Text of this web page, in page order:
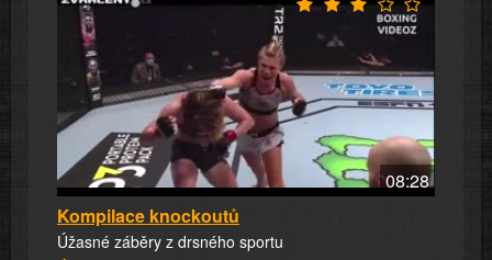
08:28
Kompilace knockoutů
Úžasné záběry z drsného sportu